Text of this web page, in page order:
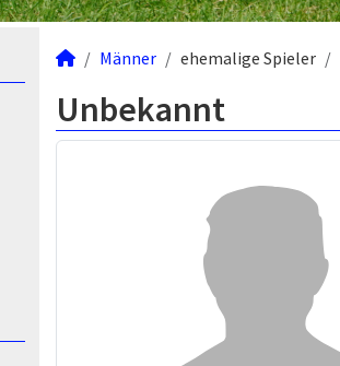
Männer ehemalige Spieler
Unbekannt